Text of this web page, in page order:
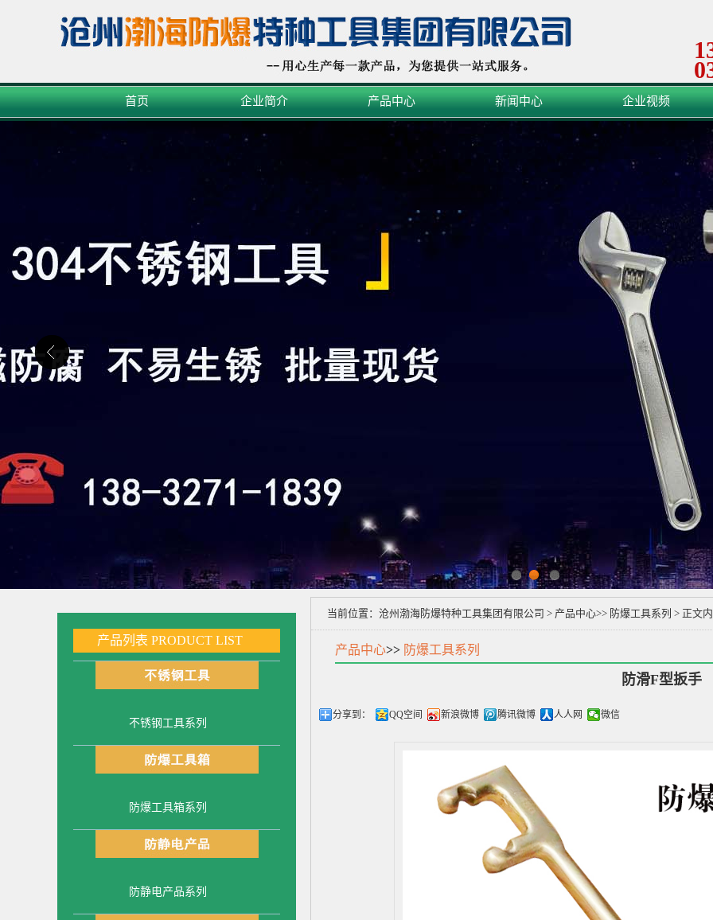
首页 企业简介 产品中心 新闻中心 企业视频
1 2 3
产品列表 PRODUCT LIST
不锈钢工具系列
防爆工具箱系列
防静电产品系列
当前位置： 沧州渤海防爆特种工具集团有限公司 > 产品中心>> 防爆工具系列 > 正文
产品中心>> 防爆工具系列
防滑F型扳手
分享到： QQ空间 新浪微博 腾讯微博 人人网 微信